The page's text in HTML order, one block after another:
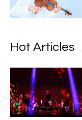
Hot Articles